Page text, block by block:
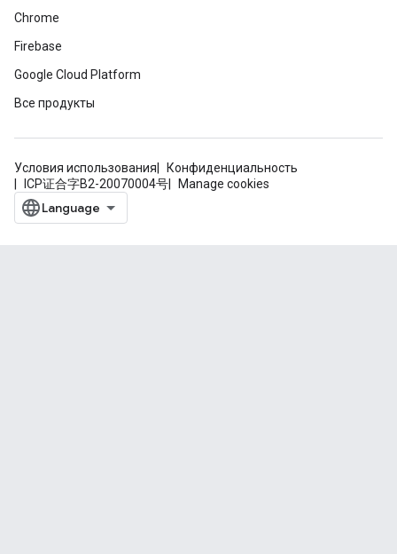
Chrome
Firebase
Google Cloud Platform
Все продукты
Условия использования
Конфиденциальность
ICP证合字B2-20070004号
Manage cookies